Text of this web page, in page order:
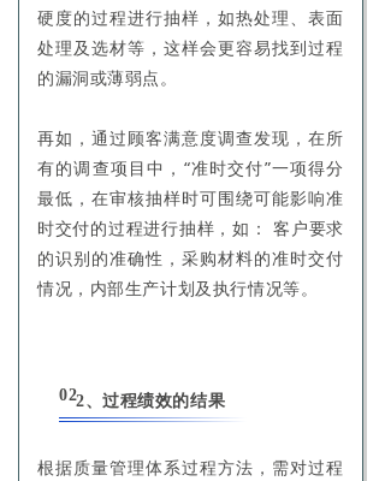
硬度的过程进行抽样，如热处理、表面
处理及选材等，这样会更容易找到过程
的漏洞或薄弱点。
再如，通过顾客满意度调查发现，在所
有的调查项目中，“准时交付”一项得分
最低，在审核抽样时可围绕可能影响准
时交付的过程进行抽样，如： 客户要求
的识别的准确性，采购材料的准时交付
情况，内部生产计划及执行情况等。
022、过程绩效的结果
根据质量管理体系过程方法，需对过程